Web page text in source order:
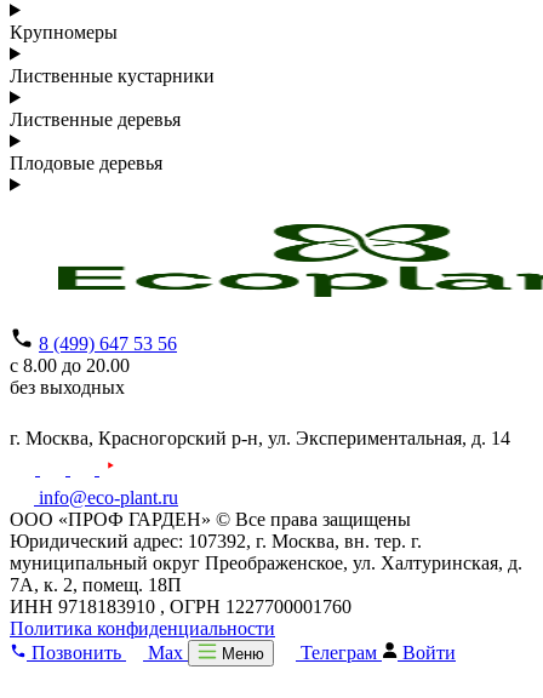
Крупномеры
Лиственные кустарники
Лиственные деревья
Плодовые деревья
8 (499) 647 53 56
с 8.00 до 20.00
без выходных
г. Москва, Красногорский р-н, ул. Экспериментальная, д. 14
info@eco-plant.ru
ООО «ПРОФ ГАРДЕН» © Все права защищены
Юридический адрес: 107392, г. Москва, вн. тер. г.
муниципальный округ Преображенское, ул. Халтуринская, д.
7А, к. 2, помещ. 18П
ИНН 9718183910 , ОГРН 1227700001760
Политика конфиденциальности
Позвонить
Max Меню Телеграм Войти